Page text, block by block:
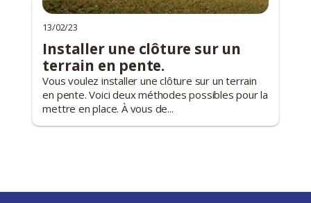
13/02/23
Installer une clôture sur un
terrain en pente.
Vous voulez installer une clôture sur un terrain
en pente. Voici deux méthodes possibles pour la
mettre en place. À vous de...